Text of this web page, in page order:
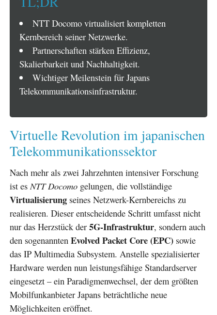
NTT Docomo virtualisiert kompletten
Kernbereich seiner Netzwerke.
Partnerschaften stärken Effizienz,
Skalierbarkeit und Nachhaltigkeit.
Wichtiger Meilenstein für Japans
Telekommunikationsinfrastruktur.
Virtuelle Revolution im japanischen
Telekommunikationssektor
Nach mehr als zwei Jahrzehnten intensiver Forschung
ist esNTT Docomo gelungen, die vollständige
Virtualisierung seines Netzwerk-Kernbereichs zu
realisieren. Dieser entscheidende Schritt umfasst nicht
nur das Herzstück der 5G-Infrastruktur, sondern auch
den sogenannten Evolved Packet Core (EPC) sowie
das IP Multimedia Subsystem. Anstelle spezialisierter
Hardware werden nun leistungsfähige Standardserver
eingesetzt – ein Paradigmenwechsel, der dem größten
Mobilfunkanbieter Japans beträchtliche neue
Möglichkeiten eröffnet.